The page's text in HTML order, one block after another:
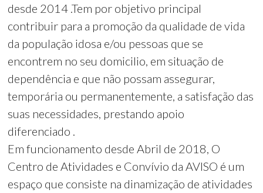
desde 2014 .Tem por objetivo principal
contribuir para a promoção da qualidade de vida
da população idosa e/ou pessoas que se
encontrem no seu domicilio, em situação de
dependência e que não possam assegurar,
temporária ou permanentemente, a satisfação das
suas necessidades, prestando apoio
diferenciado .
Em funcionamento desde Abril de 2018, O
Centro de Atividades e Convívio da AVISO é um
espaço que consiste na dinamização de atividades